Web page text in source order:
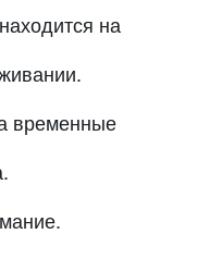
на
временные